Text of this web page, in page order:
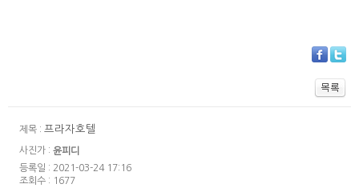
제목 : 프라자호텔
사진가 : 윤피디
등록일 : 2021-03-24 17:16
조회수 : 1677